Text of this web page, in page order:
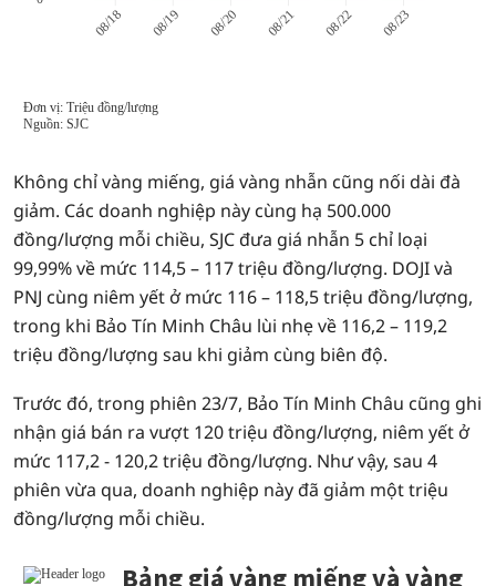
Không chỉ vàng miếng, giá vàng nhẫn cũng nối dài đà
giảm. Các doanh nghiệp này cùng hạ 500.000
đồng/lượng mỗi chiều, SJC đưa giá nhẫn 5 chỉ loại
99,99% về mức 114,5 – 117 triệu đồng/lượng. DOJI và
PNJ cùng niêm yết ở mức 116 – 118,5 triệu đồng/lượng,
trong khi Bảo Tín Minh Châu lùi nhẹ về 116,2 – 119,2
triệu đồng/lượng sau khi giảm cùng biên độ.
Trước đó, trong phiên 23/7, Bảo Tín Minh Châu cũng ghi
nhận giá bán ra vượt 120 triệu đồng/lượng, niêm yết ở
mức 117,2 - 120,2 triệu đồng/lượng. Như vậy, sau 4
phiên vừa qua, doanh nghiệp này đã giảm một triệu
đồng/lượng mỗi chiều.